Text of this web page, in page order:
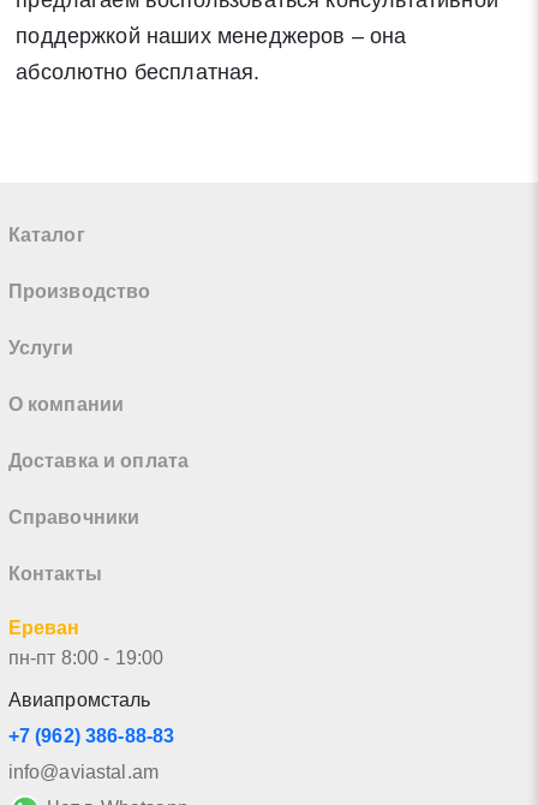
поддержкой наших менеджеров – она
абсолютно бесплатная.
Каталог
Производство
Услуги
О компании
Доставка и оплата
Справочники
Контакты
Ереван
пн-пт 8:00 - 19:00
Авиапромсталь
+7 (962) 386-88-83
info@aviastal.am